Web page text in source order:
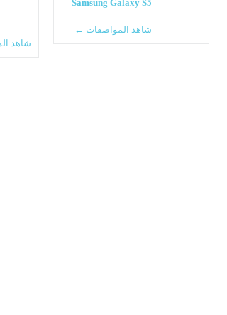
Samsung Galaxy S5
شاهد المواصفات ←
شاهد